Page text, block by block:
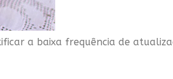
a baixa frequência de